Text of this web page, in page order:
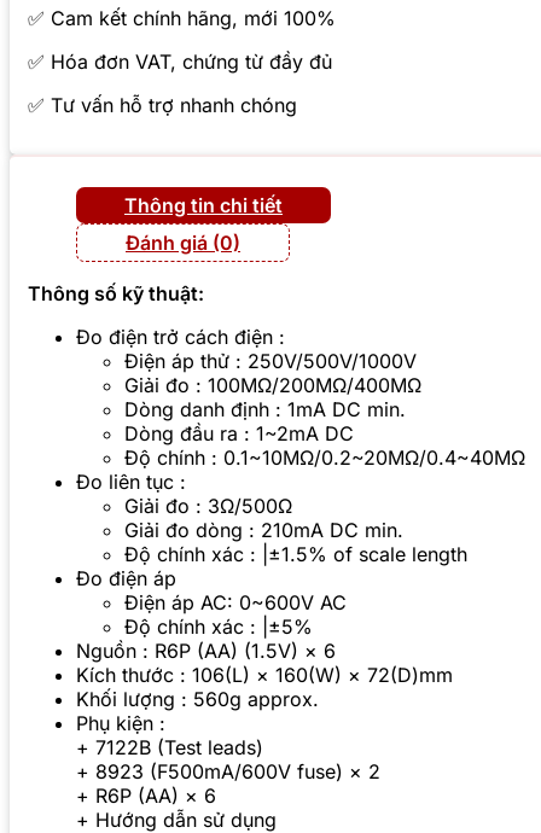
✅ Cam kết chính hãng, mới 100%
✅ Hóa đơn VAT, chứng từ đầy đủ
✅ Tư vấn hỗ trợ nhanh chóng
Thông tin chi tiết
Đánh giá (0)
Thông số kỹ thuật:
Đo điện trở cách điện :
Điện áp thử : 250V/500V/1000V
Giải đo : 100MΩ/200MΩ/400MΩ
Dòng danh định : 1mA DC min.
Dòng đầu ra : 1~2mA DC
Độ chính : 0.1~10MΩ/0.2~20MΩ/0.4~40MΩ
Đo liên tục :
Giải đo : 3Ω/500Ω
Giải đo dòng : 210mA DC min.
Độ chính xác : |±1.5% of scale length
Đo điện áp
Điện áp AC: 0~600V AC
Độ chính xác : |±5%
Nguồn : R6P (AA) (1.5V) × 6
Kích thước : 106(L) × 160(W) × 72(D)mm
Khối lượng : 560g approx.
Phụ kiện :
+ 7122B (Test leads)
+ 8923 (F500mA/600V fuse) × 2
+ R6P (AA) × 6
+ Hướng dẫn sử dụng